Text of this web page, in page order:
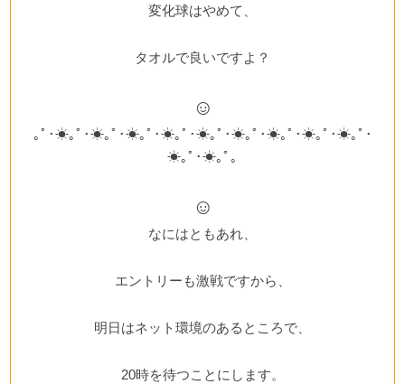
変化球はやめて、
タオルで良いですよ？
☺
｡ﾟ･☀｡ﾟ･☀｡ﾟ･☀｡ﾟ･☀｡ﾟ･☀｡ﾟ･☀｡ﾟ･☀｡ﾟ･☀｡ﾟ･☀｡ﾟ･
☀｡ﾟ･☀｡ﾟ｡
☺
なにはともあれ、
エントリーも激戦ですから、
明日はネット環境のあるところで、
20時を待つことにします。